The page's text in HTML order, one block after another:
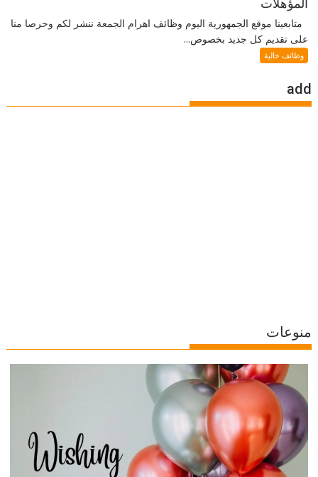
المؤهلات
متابعينا موقع الجمهورية اليوم وظائف اهرام الجمعة ننشر لكم وحرصا منا
على تقديم كل جديد بخصوص...
وظائف خالية
add
منوعات